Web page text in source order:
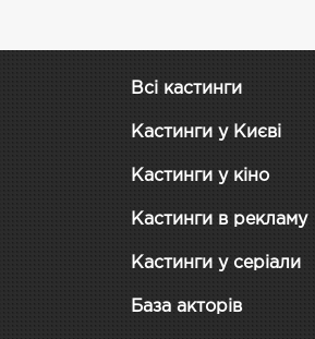
Всі кастинги
Кастинги у Києві
Кастинги у кіно
Кастинги в рекламу
Кастинги у серіали
База акторів